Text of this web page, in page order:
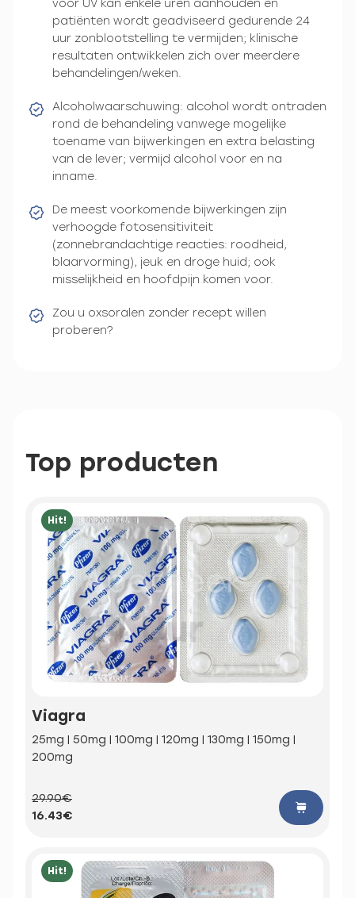
voor UV kan enkele uren aanhouden en
patiënten wordt geadviseerd gedurende 24
uur zonblootstelling te vermijden; klinische
resultaten ontwikkelen zich over meerdere
behandelingen/weken.
Alcoholwaarschuwing: alcohol wordt ontraden
rond de behandeling vanwege mogelijke
toename van bijwerkingen en extra belasting
van de lever; vermijd alcohol voor en na
inname.
De meest voorkomende bijwerkingen zijn
verhoogde fotosensitiviteit
(zonnebrandachtige reacties: roodheid,
blaarvorming), jeuk en droge huid; ook
misselijkheid en hoofdpijn komen voor.
Zou u oxsoralen zonder recept willen
proberen?
Top producten
Hit!
Viagra
25mg | 50mg | 100mg | 120mg | 130mg | 150mg |
200mg
29.90€
16.43€
Hit!